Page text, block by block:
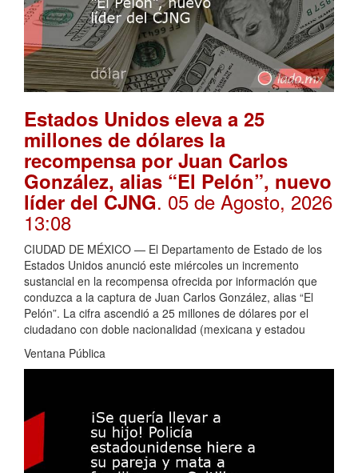
Estados Unidos eleva a 25
millones de dólares la
recompensa por Juan Carlos
González, alias “El Pelón”, nuevo
líder del CJNG. 05 de Agosto, 2026
13:08
CIUDAD DE MÉXICO — El Departamento de Estado de los
Estados Unidos anunció este miércoles un incremento
sustancial en la recompensa ofrecida por información que
conduzca a la captura de Juan Carlos González, alias “El
Pelón”. La cifra ascendió a 25 millones de dólares por el
ciudadano con doble nacionalidad (mexicana y estadou
Ventana Pública